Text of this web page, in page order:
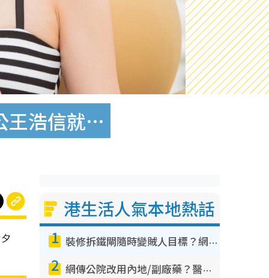
王浩信就…
港生活人氣本地熱話
1 裝修拆鐵閘隨時變賊人目標？網民揭2大關鍵用途：裝新式等於白裝？附新舊鐵閘分別
2 網傳公院改用內地/副廠藥？醫生拆解正副廠分別 揭4類人換藥隨時出事